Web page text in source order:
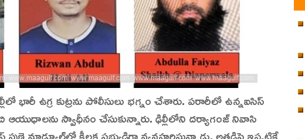
భారీ ఉగ్ర కుట్రను పోలీసులు భగ్నం చేశారు. పరారీలో ఉన్నఐసిస్‌
ఆయుధాలను స్వాధీనం చేసుకున్నారు. ఢిల్లీలోని దర్యాగంజ్‌ నివాసి